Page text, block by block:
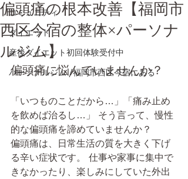
コミュニティ
ダイエット
産後ダイエット初回体験受付中
パーソナルジム /福岡市西区今宿にある
偏頭痛の根本改善【福岡市
西区今宿の整体×パーソナ
ルジム】
偏頭痛に悩んでいませんか？
「いつものことだから…」「痛み止め
を飲めば治るし…」 そう言って、慢性
的な偏頭痛を諦めていませんか？
偏頭痛は、日常生活の質を大きく下げ
る辛い症状です。 仕事や家事に集中で
きなかったり、楽しみにしていた外出